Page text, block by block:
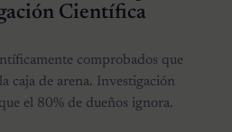
Científica
comprobados que
caja de arena. Investigación
el 80% de dueños ignora.